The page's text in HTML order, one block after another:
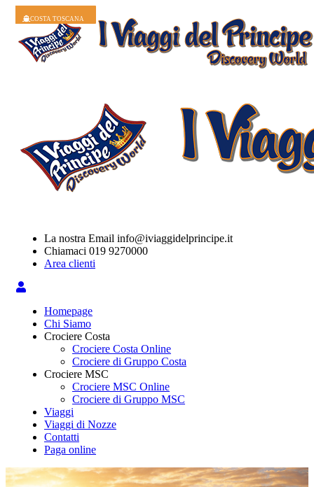
La nostra Email info@iviaggidelprincipe.it
Chiamaci 019 9270000
Area clienti
Homepage
Chi Siamo
Crociere Costa
Crociere Costa Online
Crociere di Gruppo Costa
Crociere MSC
Crociere MSC Online
Crociere di Gruppo MSC
Viaggi
Viaggi di Nozze
Contatti
Paga online
COSTA FASCINOSA
COSTA FASCINOSA
COSTA SMERALDA
COSTA FAVOLOSA
COSTA SMERALDA
COSTA SERENA
COSTA FASCINOSA
COSTA TOSCANA
COSTA SMERALDA
COSTA TOSCANA